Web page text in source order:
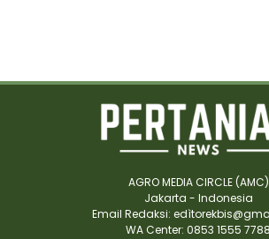
AGRO MEDIA CIRCLE (AMC)
Jakarta - Indonesia
Email Redaksi:
WA Center: 0853 1555 7788